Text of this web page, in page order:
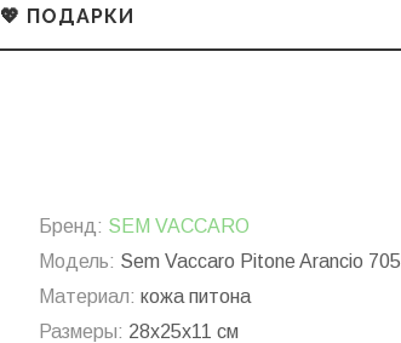
💖 ПОДАРКИ
Бренд: SEM VACCARO
Модель: Sem Vaccaro Pitone Arancio 705
Материал: кожа питона
Размеры: 28x25x11 см